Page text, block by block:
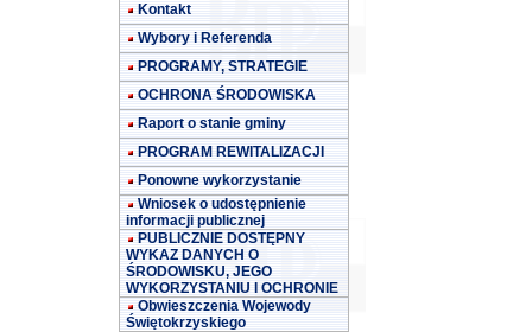
Kontakt
Wybory i Referenda
PROGRAMY, STRATEGIE
OCHRONA ŚRODOWISKA
Raport o stanie gminy
PROGRAM REWITALIZACJI
Ponowne wykorzystanie
Wniosek o udostępnienie
informacji publicznej
PUBLICZNIE DOSTĘPNY
WYKAZ DANYCH O
ŚRODOWISKU, JEGO
WYKORZYSTANIU I OCHRONIE
Obwieszczenia Wojewody
Świętokrzyskiego